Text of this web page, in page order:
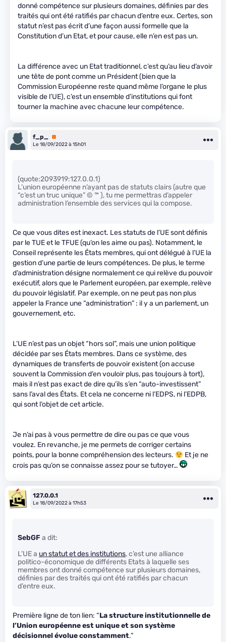
donné compétence sur plusieurs domaines, définies par des
traités qui ont été ratifiés par chacun d’entre eux. Certes, son
statut n’est pas écrit d’une façon aussi formelle que la
Constitution d’un Etat, et pour cause, elle n’en est pas un.
La différence avec un Etat traditionnel, c’est qu’au lieu d’avoir
une tête de pont comme un Président (bien que la
Commission Européenne reste quand même l’organe le plus
visible de l’UE), c’est un ensemble d’institutions qui font
tourner la machine avec chacune leur compétence.
f_p_
Premium
Le 18/09/2022 à 15h01
(quote:2093919:127.0.0.1)
L’union européenne n’ayant pas de statuts clairs (autre que
“c’est un truc unique” © ™ ), tu me permettras d’appeler
administration l’ensemble des services qui la compose.
Ce que vous dites est inexact. Les statuts de l’UE sont définis
par le TUE et le TFUE (qu’on les aime ou pas). Notamment, le
Conseil représente les États membres, qui ont délégué à l’UE la
gestion d’une partie de leurs compétences. De plus, le terme
d’administration désigne normalement ce qui relève du pouvoir
exécutif, alors que le Parlement européen, par exemple, relève
du pouvoir législatif. Par exemple, on ne peut pas non plus
appeler la France une “administration” : il y a un parlement, un
gouvernement, etc.
L’UE n’est pas un objet “hors sol”, mais une union politique
décidée par ses États membres. Dans ce système, des
dynamiques de transferts de pouvoir existent (on accuse
souvent la Commission d’en vouloir plus, pas toujours à tort),
mais il n’est pas exact de dire qu’ils s’en “auto-investissent”
sans l’aval des États. Et cela ne concerne ni l’EDPS, ni l’EDPB,
qui sont l’objet de cet article.
Je n’ai pas à vous permettre de dire ou pas ce que vous
voulez. En revanche, je me permets de corriger certains
points, pour la bonne compréhension des lecteurs.
Et je ne
crois pas qu’on se connaisse assez pour se tutoyer…
127.0.0.1
Le 18/09/2022 à 17h53
SebGF a dit:
L’UE a un statut et des institutions, c’est une alliance
politico-économique de différents Etats à laquelle ses
membres ont donné compétence sur plusieurs domaines,
définies par des traités qui ont été ratifiés par chacun
d’entre eux.
Première ligne de ton lien: “La structure institutionnelle de
l’Union européenne est unique et son système
décisionnel évolue constamment.”